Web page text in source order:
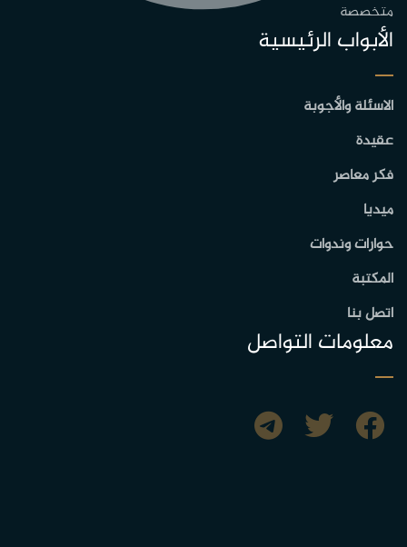
متخصصة
الأبواب الرئيسية
الاسئلة والأجوبة
عقيدة
فكر معاصر
ميديا
حوارات وندوات
المكتبة
اتصل بنا
معلومات التواصل